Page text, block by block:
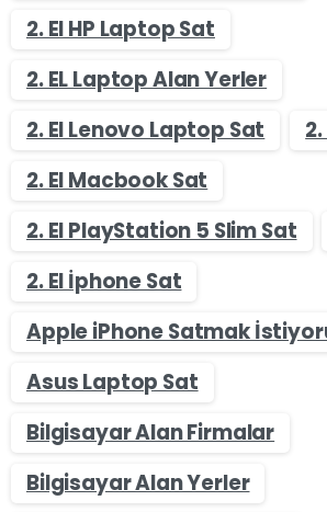
2. El HP Laptop Sat
2. EL Laptop Alan Yerler
2. El Lenovo Laptop Sat
2. El Macbook Sat
2. El PlayStation 5 Slim Sat
2. El İphone Sat
Apple iPhone Satmak
Asus Laptop Sat
Bilgisayar Alan Firmalar
Bilgisayar Alan Yerler